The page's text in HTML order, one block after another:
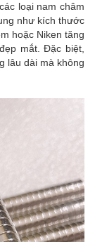
loại nam châm
như kích thước
hoặc Niken tăng
mắt. Đặc biệt,
lâu dài mà không